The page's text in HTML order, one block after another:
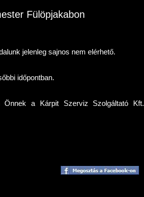
Fülöpjakabon
jelenleg sajnos nem elérhető.
időpontban.
Önnek a Kárpit Szerviz Szolgáltató Kft.